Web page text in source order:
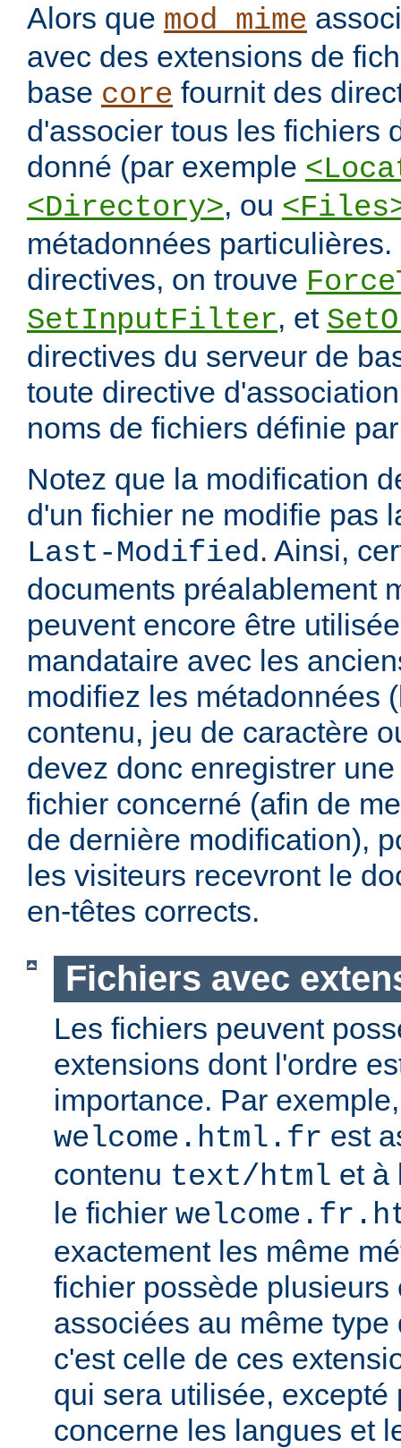
Alors que mod_mime
avec des extensions de
base core fournit des
d'associer tous les fichiers
donné (par exemple
<Directory>, ou
métadonnées
directives, on trouve
SetInputFilter, et
directives du serveur de
toute directive
noms de fichiers définie
Notez que la modification
d'un fichier ne modifie pas
Last-Modified. Ainsi,
documents préalablement
peuvent encore être
mandataire avec les
modifiez les métadonnées
contenu, jeu de caractère
devez donc enregistrer
fichier concerné (afin de
de dernière modification),
les visiteurs recevront le
en-têtes corrects.
Fichiers avec
Les fichiers peuvent
extensions dont l'ordre
importance. Par
welcome.html.fr est
contenu text/html et à
le fichier
exactement les même
fichier possède plusieurs
associées au même
c'est celle de ces
qui sera utilisée, excepté
concerne les langues et